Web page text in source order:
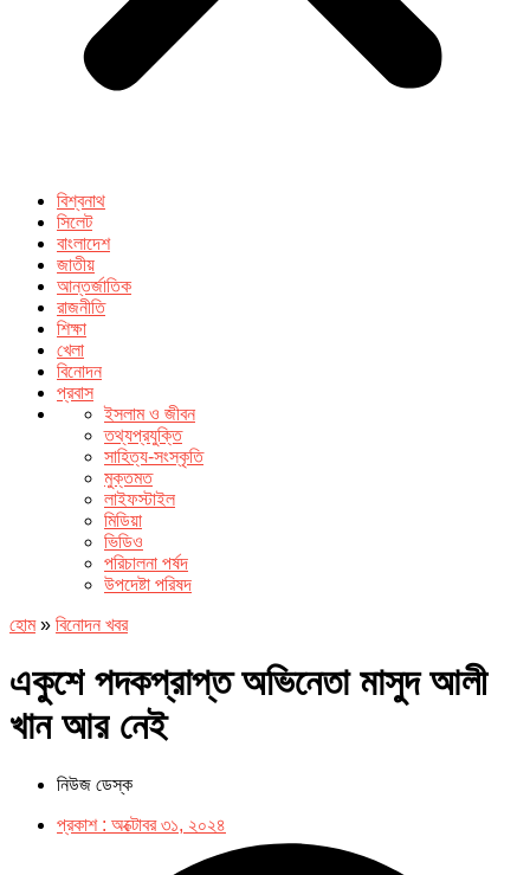
বিশ্বনাথ
সিলেট
বাংলাদেশ
জাতীয়
আন্তর্জাতিক
রাজনীতি
শিক্ষা
খেলা
বিনোদন
প্রবাস
ইসলাম ও জীবন
তথ্যপ্রযুক্তি
সাহিত্য-সংস্কৃতি
মুক্তমত
লাইফস্টাইল
মিডিয়া
ভিডিও
পরিচালনা পর্ষদ
উপদেষ্টা পরিষদ
হোম» বিনোদন খবর
একুশে পদকপ্রাপ্ত অভিনেতা মাসুদ আলী
খান আর নেই
নিউজ ডেস্ক
প্রকাশ : অক্টোবর ৩১, ২০২৪